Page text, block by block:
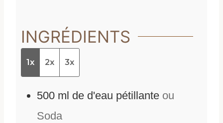
INGRÉDIENTS
1x 2x 3x
500 ml de d'eau pétillante ou
Soda